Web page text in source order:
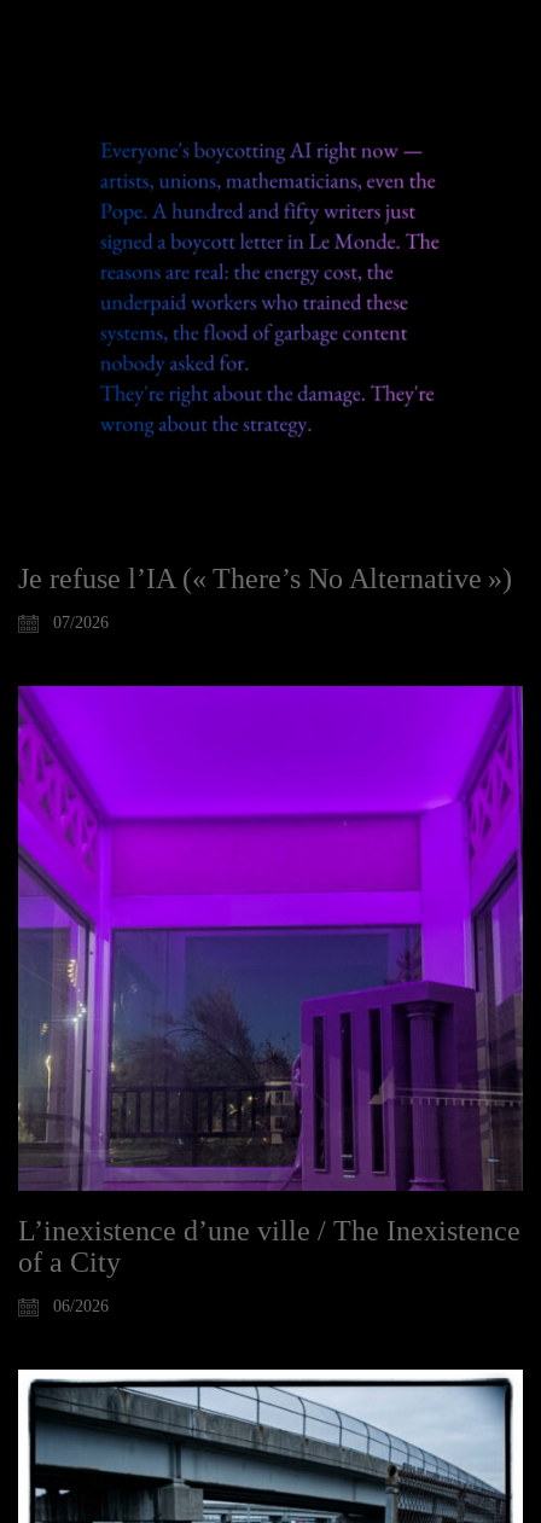
Je refuse l’IA (« There’s No Alternative »)
07/2026
L’inexistence d’une ville / The Inexistence
of a City
06/2026